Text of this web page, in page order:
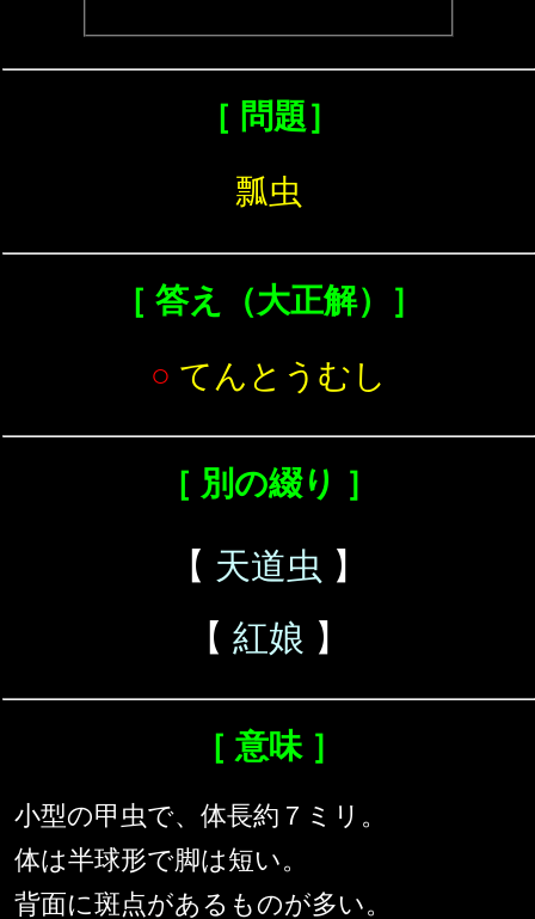
［ 問題］
瓢虫
［ 答え（大正解）］
○ てんとうむし
［ 別の綴り ］
【 天道虫 】
【 紅娘 】
［ 意味 ］
小型の甲虫で、体長約７ミリ。
体は半球形で脚は短い。
背面に斑点があるものが多い。